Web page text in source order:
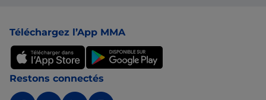
Téléchargez l’App MMA
Restons connectés